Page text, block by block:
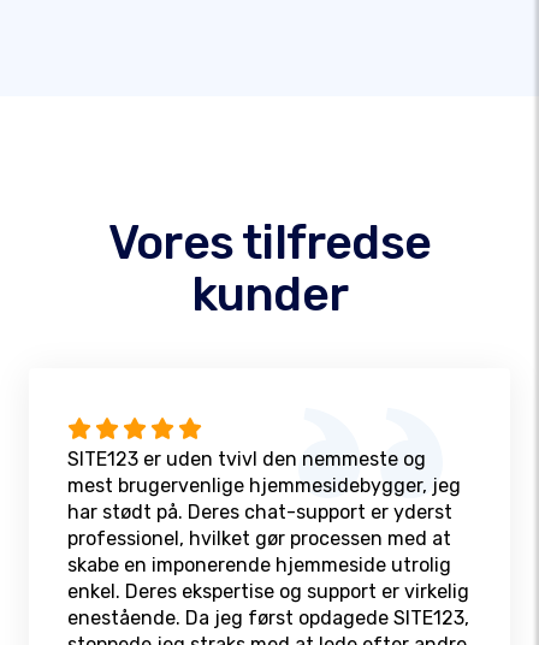
Vores tilfredse
kunder
SITE123 er uden tvivl den nemmeste og
mest brugervenlige hjemmesidebygger, jeg
har stødt på. Deres chat-support er yderst
professionel, hvilket gør processen med at
skabe en imponerende hjemmeside utrolig
enkel. Deres ekspertise og support er virkelig
enestående. Da jeg først opdagede SITE123,